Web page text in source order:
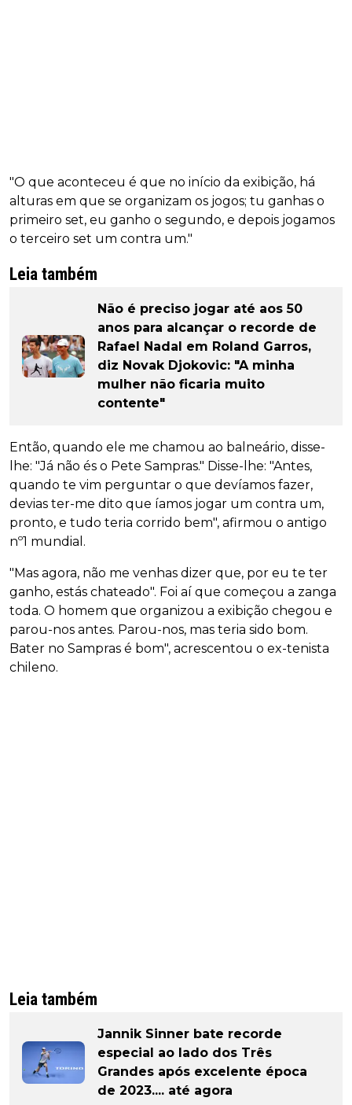
"O que aconteceu é que no início da exibição, há
alturas em que se organizam os jogos; tu ganhas o
primeiro set, eu ganho o segundo, e depois jogamos
o terceiro set um contra um."
Leia também
Não é preciso jogar até aos 50
anos para alcançar o recorde de
Rafael Nadal em Roland Garros,
diz Novak Djokovic: "A minha
mulher não ficaria muito
contente"
Então, quando ele me chamou ao balneário, disse-
lhe: "Já não és o Pete Sampras." Disse-lhe: "Antes,
quando te vim perguntar o que devíamos fazer,
devias ter-me dito que íamos jogar um contra um,
pronto, e tudo teria corrido bem", afirmou o antigo
nº1 mundial.
"Mas agora, não me venhas dizer que, por eu te ter
ganho, estás chateado". Foi aí que começou a zanga
toda. O homem que organizou a exibição chegou e
parou-nos antes. Parou-nos, mas teria sido bom.
Bater no Sampras é bom", acrescentou o ex-tenista
chileno.
Leia também
Jannik Sinner bate recorde
especial ao lado dos Três
Grandes após excelente época
de 2023.... até agora